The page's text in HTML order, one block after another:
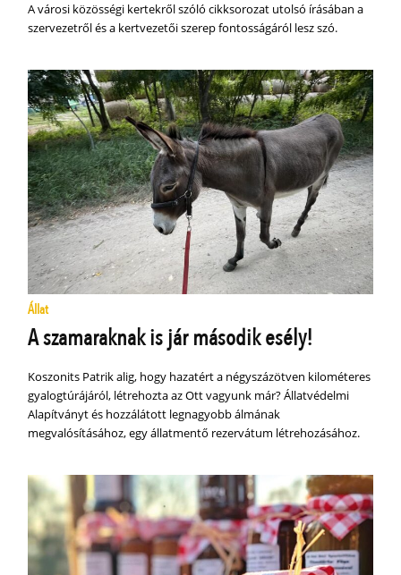
A városi közösségi kertekről szóló cikksorozat utolsó írásában a
szervezetről és a kertvezetői szerep fontosságáról lesz szó.
Állat
A szamaraknak is jár második esély!
Koszonits Patrik alig, hogy hazatért a négyszázötven kilométeres
gyalogtúrájáról, létrehozta az Ott vagyunk már? Állatvédelmi
Alapítványt és hozzálátott legnagyobb álmának
megvalósításához, egy állatmentő rezervátum létrehozásához.